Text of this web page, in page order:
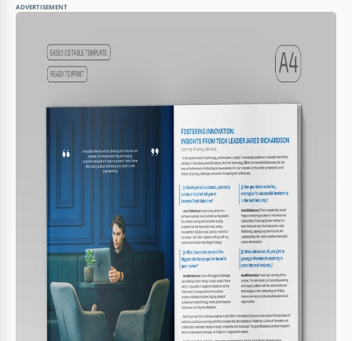
ADVERTISEMENT
Especificações do modelo
Formato
Google Docs, Microsoft Word
Criado
August 3, 2024
Comunidade
Adicionado às coleções por 6 Usuários
7 downloads este mês
Sobre este modelo
Este Modelo de Artigo de Entrevista apresenta duas páginas
bem organizadas com designs consistentes e modernos.
Use um layout prontos para falar sobre sua entrevista com
uma pessoa que promove inovações.
Primeira Página para Introdução